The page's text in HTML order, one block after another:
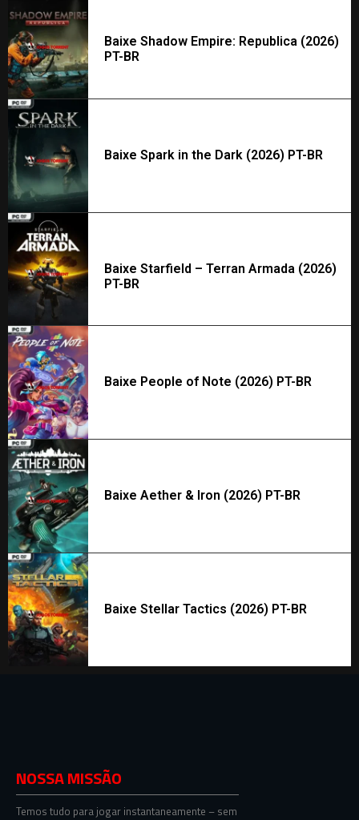
Baixe Shadow Empire: Republica (2026)
PT-BR
Baixe Spark in the Dark (2026) PT-BR
Baixe Starfield – Terran Armada (2026)
PT-BR
Baixe People of Note (2026) PT-BR
Baixe Aether & Iron (2026) PT-BR
Baixe Stellar Tactics (2026) PT-BR
NOSSA MISSÃO
Temos tudo para jogar instantaneamente – sem